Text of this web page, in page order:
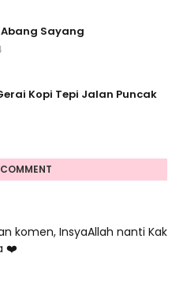
Sayang
Kopi Tepi Jalan Puncak
komen, InsyaAllah nanti Kak
❤️